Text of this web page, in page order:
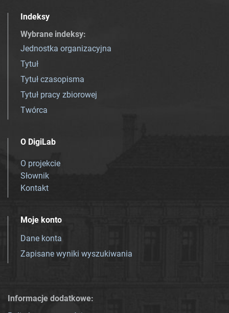
Indeksy
Wybrane indeksy:
Jednostka organizacyjna
Tytuł
Tytuł czasopisma
Tytuł pracy zbiorowej
Twórca
O DigiLab
O projekcie
Słownik
Kontakt
Moje konto
Dane konta
Zapisane wyniki wyszukiwania
Informacje dodatkowe: